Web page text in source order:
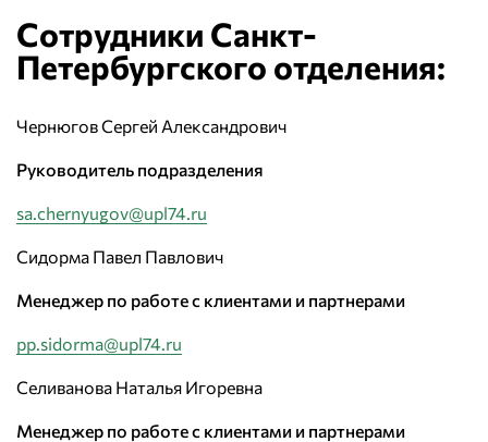
Сотрудники Санкт-
Петербургского отделения:
Чернюгов Сергей Александрович
Руководитель подразделения
sa.chernyugov@upl74.ru
Сидорма Павел Павлович
Менеджер по работе с клиентами и партнерами
pp.sidorma@upl74.ru
Селиванова Наталья Игоревна
Менеджер по работе с клиентами и партнерами